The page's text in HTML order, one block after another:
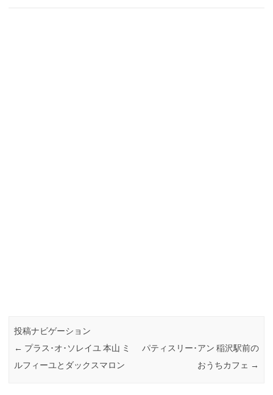
投稿ナビゲーション
← プラス･オ･ソレイユ 本山 ミ
ルフィーユとダックスマロン
パティスリー･アン 稲沢駅前の
おうちカフェ →